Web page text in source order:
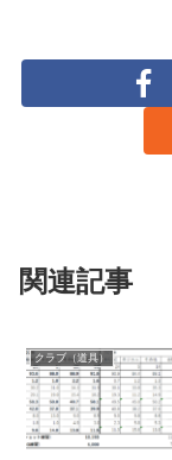
関連記事
クラブ（道具）